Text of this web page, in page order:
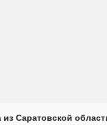
Саратовской